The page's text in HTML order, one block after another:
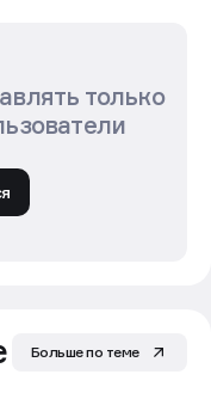
только
Больше по теме